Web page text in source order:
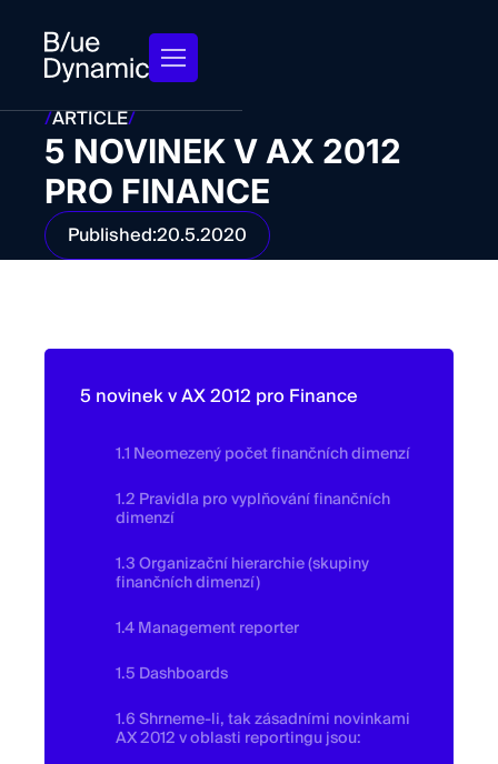
/ARTICLE/
5 NOVINEK V AX 2012
PRO FINANCE
Published:20.5.2020
5 novinek v AX 2012 pro Finance
1.1 Neomezený počet finančních dimenzí
1.2 Pravidla pro vyplňování finančních
dimenzí
1.3 Organizační hierarchie (skupiny
finančních dimenzí)
1.4 Management reporter
1.5 Dashboards
1.6 Shrneme-li, tak zásadními novinkami
AX 2012 v oblasti reportingu jsou: